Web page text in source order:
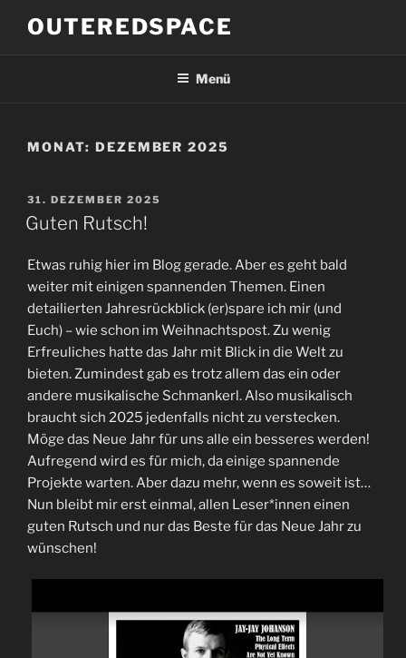
InhaltOUTEREDSPACE
Menü
MONAT: DEZEMBER 2025
VERÖFFENTLICHT
AM
31. DEZEMBER 2025
Guten Rutsch!
Etwas ruhig hier im Blog gerade. Aber es geht bald
weiter mit einigen spannenden Themen. Einen
detailierten Jahresrückblick (er)spare ich mir (und
Euch) – wie schon im Weihnachtspost. Zu wenig
Erfreuliches hatte das Jahr mit Blick in die Welt zu
bieten. Zumindest gab es trotz allem das ein oder
andere musikalische Schmankerl. Also musikalisch
braucht sich 2025 jedenfalls nicht zu verstecken.
Möge das Neue Jahr für uns alle ein besseres werden!
Aufregend wird es für mich, da einige spannende
Projekte warten. Aber dazu mehr, wenn es soweit ist…
Nun bleibt mir erst einmal, allen Leser*innen einen
guten Rutsch und nur das Beste für das Neue Jahr zu
wünschen!